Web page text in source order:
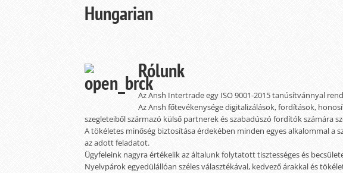
Hungarian
Rólunk
Az Ansh Intertrade egy ISO 9001-2015 tanúsítvánnyal
Az Ansh főtevékenysége digitalizálások, fordítások,
szegleteiből származó külső partnerek és szabadúszó fordítók számára
A tökéletes minőség biztosítása érdekében minden egyes alkalommal a
az adott feladatot.
Ügyfeleink nagyra értékelik az általunk folytatott tisztességes és
Nyelvpárok egyedülállóan széles választékával, kedvező árakkal és